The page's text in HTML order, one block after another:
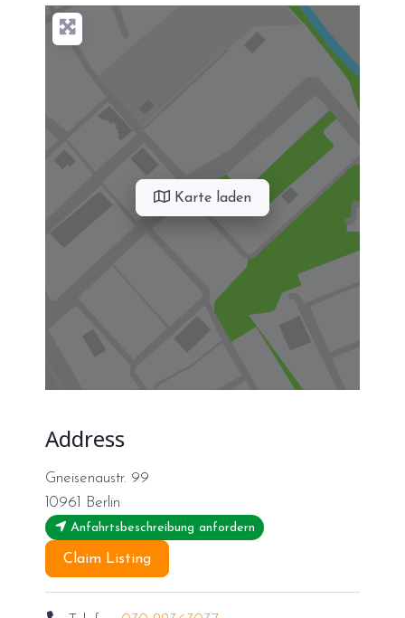
Karte laden
Address
Gneisenaustr. 99
10961
Berlin
Anfahrtsbeschreibung anfordern
Claim Listing